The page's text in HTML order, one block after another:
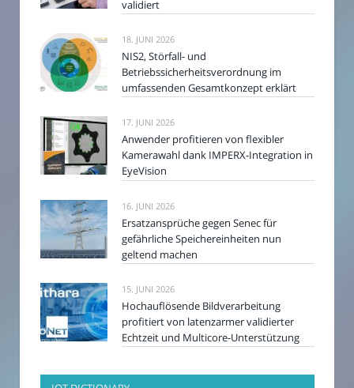
validiert
18. JUNI 2026
NIS2, Störfall- und
Betriebssicherheitsverordnung im
umfassenden Gesamtkonzept erklärt
17. JUNI 2026
Anwender profitieren von flexibler
Kamerawahl dank IMPERX-Integration in
EyeVision
16. JUNI 2026
Ersatzansprüche gegen Senec für
gefährliche Speichereinheiten nun
geltend machen
15. JUNI 2026
Hochauflösende Bildverarbeitung
profitiert von latenzarmer validierter
Echtzeit und Multicore-Unterstützung